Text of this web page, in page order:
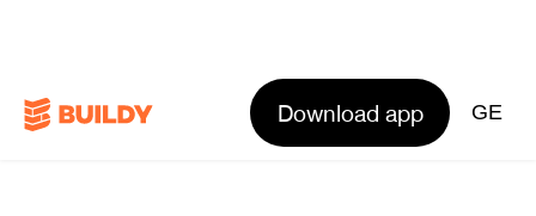
Download app GE